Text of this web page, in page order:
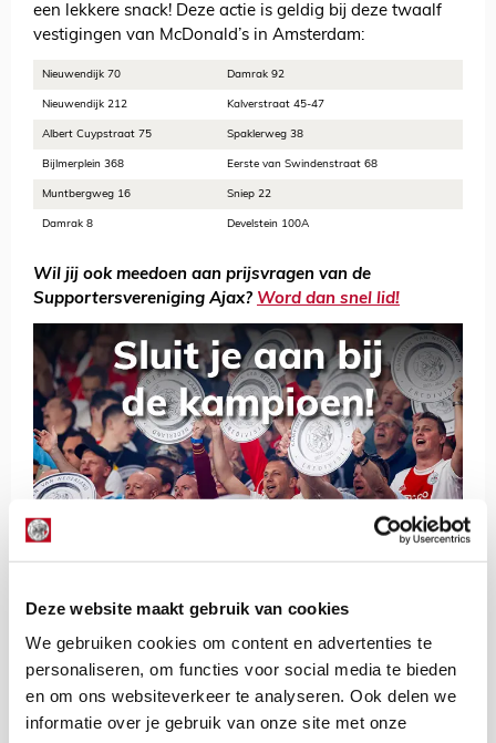
Deze website maakt gebruik van cookies
We gebruiken cookies om content en advertenties te
personaliseren, om functies voor social media te bieden
en om ons websiteverkeer te analyseren. Ook delen we
informatie over je gebruik van onze site met onze
een lekkere snack! Deze actie is geldig bij deze twaalf
vestigingen van McDonald’s in Amsterdam:
Nieuwendijk 70 Damrak 92
Nieuwendijk 212 Kalverstraat 45-47
Albert Cuypstraat 75 Spaklerweg 38
Bijlmerplein 368 Eerste van Swindenstraat 68
Muntbergweg 16 Sniep 22
Damrak 8 Develstein 100A
Wil jij ook meedoen aan prijsvragen van de
Supportersvereniging Ajax? Word dan snel lid!
Net binnen //